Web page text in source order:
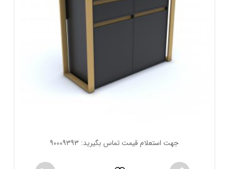
جهت استعلام قیمت تماس بگیرید: 90009393